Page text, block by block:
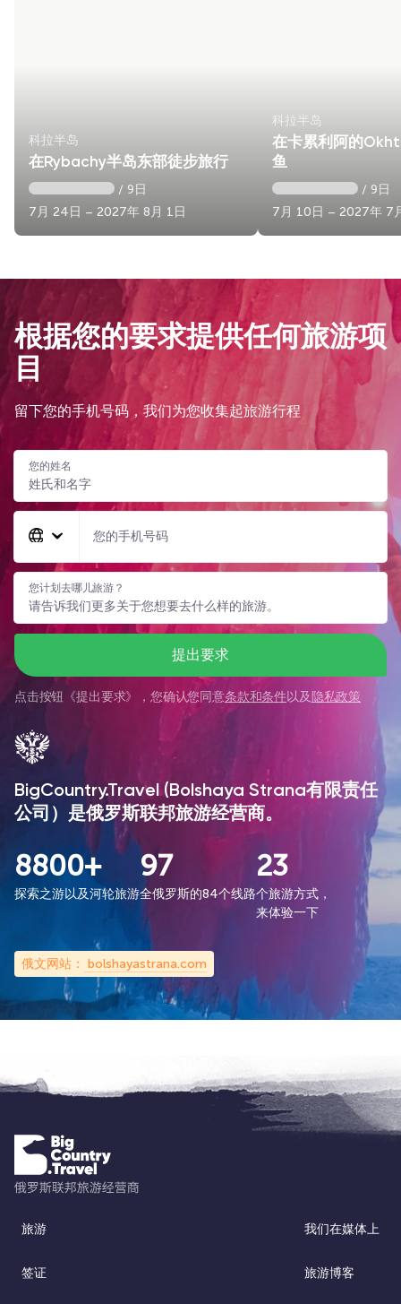
科拉半岛
在Rybachy半岛东部徒步旅行
/ 9日
7月 24日 – 2027年 8月 1日
科拉半岛
在卡累利阿的
鱼
/ 9日
7月 10日 – 2027年 7
根据您的要求提供任何旅游项
目
留下您的手机号码，我们为您收集起旅游行程
您的姓名
您的手机号码
您计划去哪儿旅游？
提出要求
点击按钮《提出要求》，您确认您同意条款和条件以及 隐私政策
BigCountry.Travel (Bolshaya Strana有限责任
公司）是俄罗斯联邦旅游经营商。
8800+
探索之游以及河轮旅游
97
全俄罗斯的84个线路
23
个旅游方式，
来体验一下
俄文网站： bolshayastrana.com
旅游 我们在媒体上
签证 旅游博客